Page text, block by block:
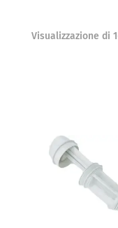
Visualizzazione di